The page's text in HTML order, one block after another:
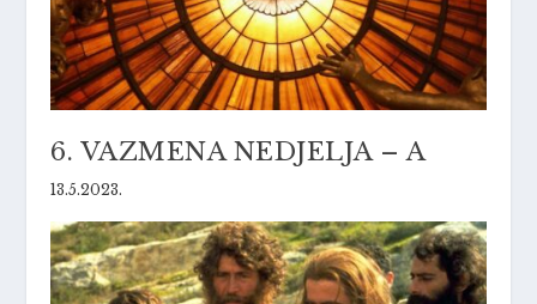
6. VAZMENA NEDJELJA – A
13.5.2023.